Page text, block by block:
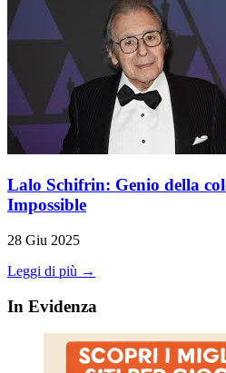
Lalo Schifrin: Genio della
Impossible
28 Giu 2025
Leggi di più →
In Evidenza